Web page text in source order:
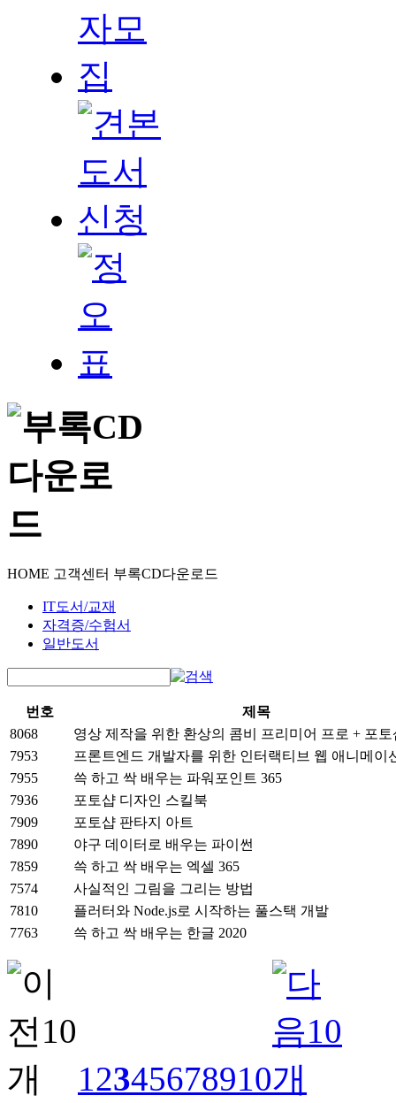
HOME 고객센터 부록CD다운로드
IT도서/교재
자격증/수험서
일반도서
번호
제목
8068
영상 제작을 위한 환상의 콤비 프리미어 프로 + 포
7953
프론트엔드 개발자를 위한 인터랙티브 웹 애니메이
7955
쓱 하고 싹 배우는 파워포인트 365
7936
포토샵 디자인 스킬북
7909
포토샵 판타지 아트
7890
야구 데이터로 배우는 파이썬
7859
쓱 하고 싹 배우는 엑셀 365
7574
사실적인 그림을 그리는 방법
7810
플러터와 Node.js로 시작하는 풀스택 개발
7763
쓱 하고 싹 배우는 한글 2020
12345678910